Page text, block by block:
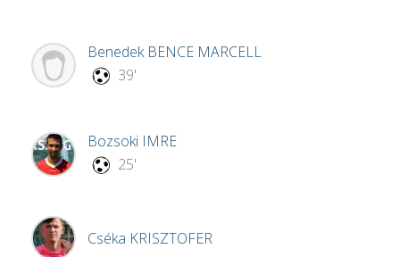
Benedek BENCE MARCELL
39'
Bozsoki IMRE
25'
Cséka KRISZTOFER